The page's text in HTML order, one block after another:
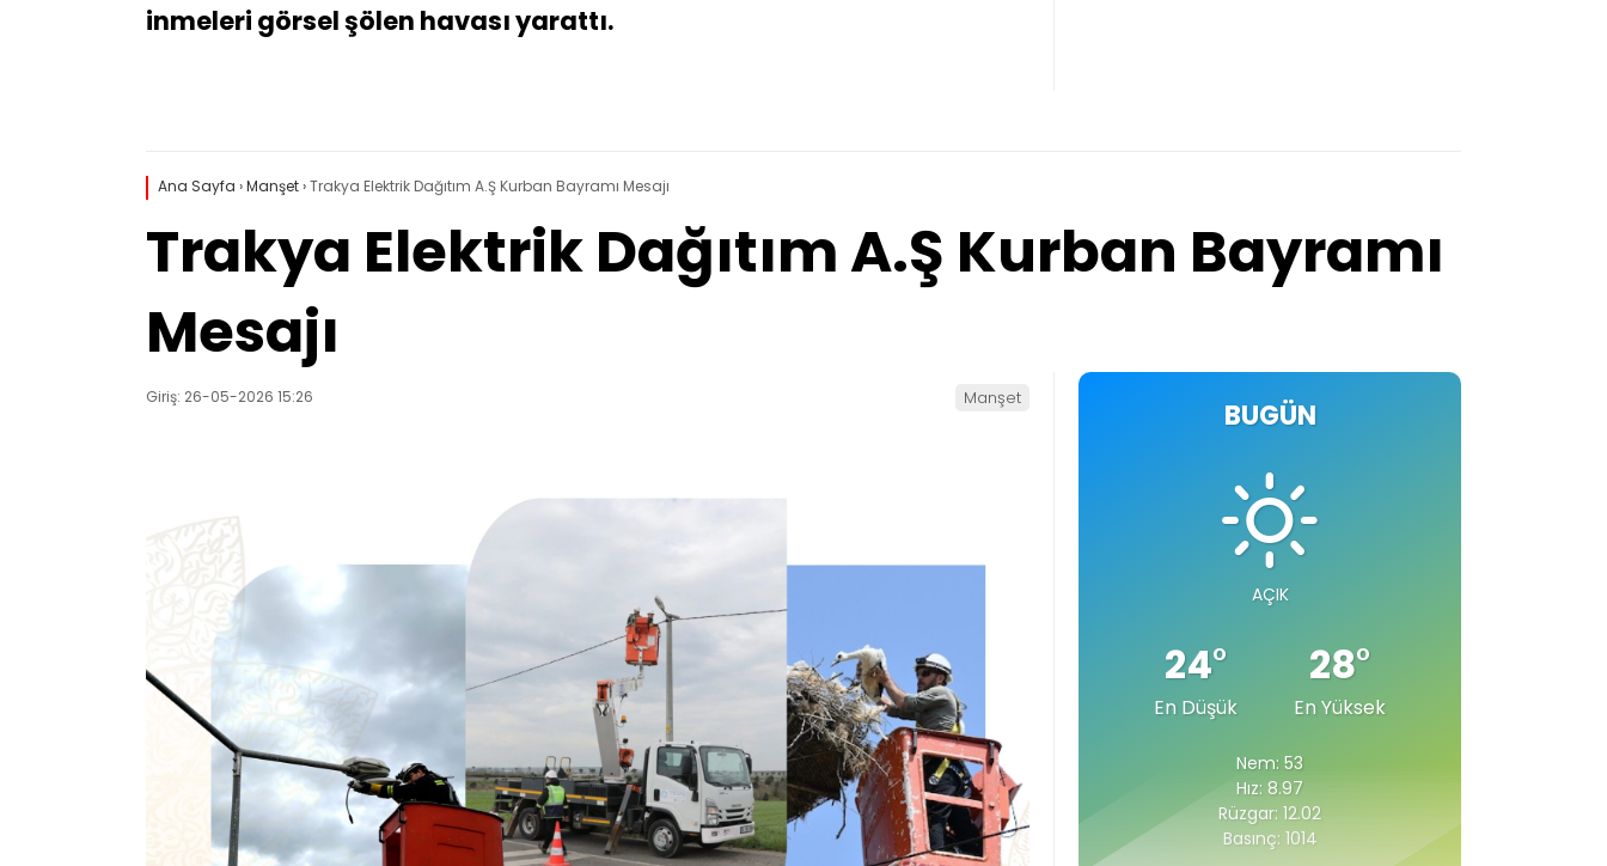
inmeleri görsel şölen havası yarattı.
Ana Sayfa ›Manşet›Trakya Elektrik Dağıtım A.Ş Kurban Bayramı Mesajı
Trakya Elektrik Dağıtım A.Ş Kurban Bayramı
Mesajı
Giriş: 26-05-2026 15:26 Manşet BUGÜN
AÇIK
24°
En Düşük
28°
En Yüksek
Nem: 53
Hız: 8.97
Rüzgar: 12.02
Basınç: 1014